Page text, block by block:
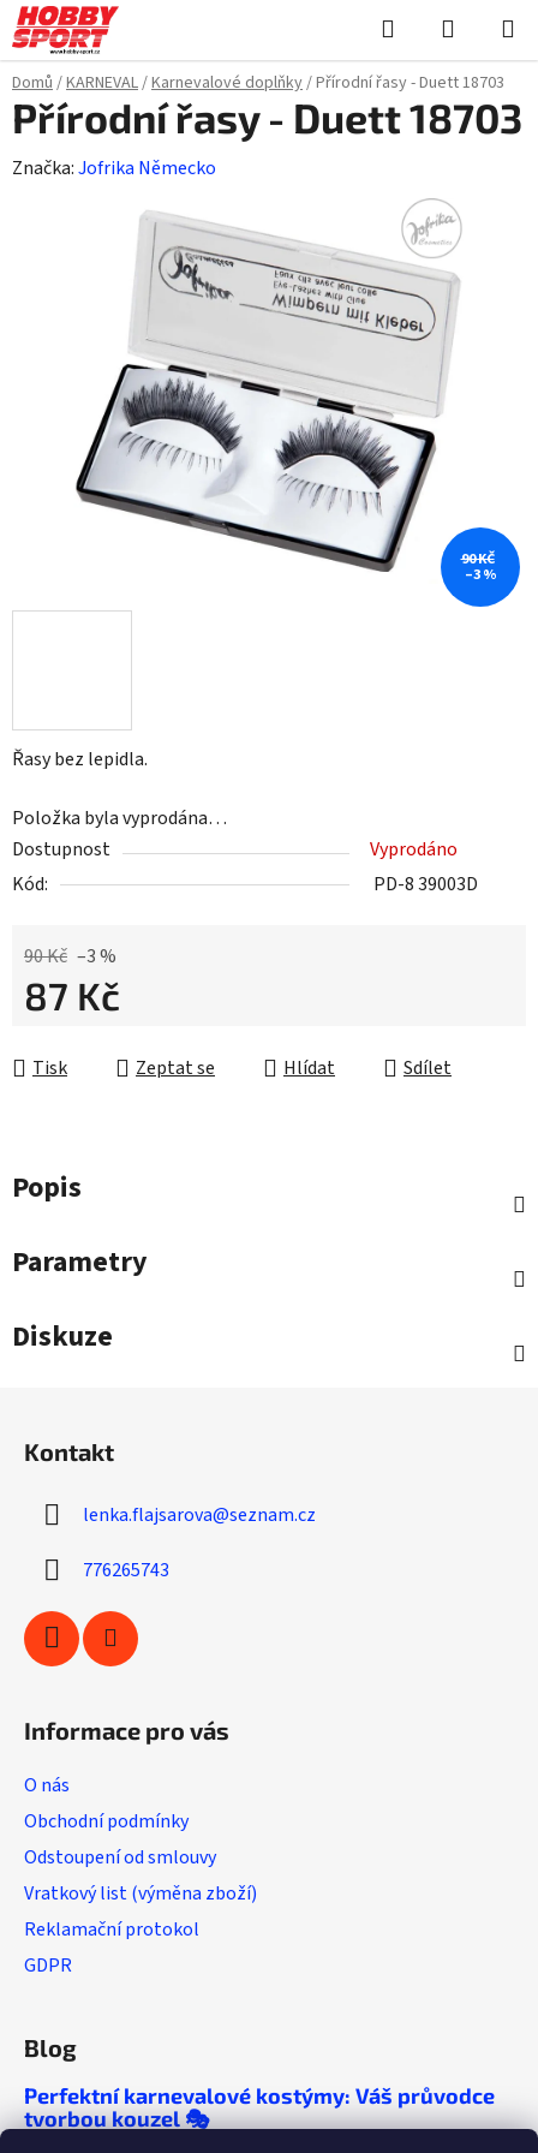
Přejít
na
obsah
Hledat
KOŠÍK
Domů/KARNEVAL/Karnevalové doplňky/Přírodní řasy - Duett 18703
Řasy bez lepidla.
Položka byla vyprodána…
Dostupnost
Vyprodáno
Kód:
PD-8 39003D
90 Kč –3 %
87 Kč
Tisk
Zeptat se Hlídat Sdílet
Přírodní řasy - Duett 18703
Značka:Jofrika Německo
90 KČ
–3 %
Popis
Parametry
Diskuze
Kontakt
lenka.flajsarova@seznam.cz
776265743
Informace pro vás
O nás
Obchodní podmínky
Odstoupení od smlouvy
Vratkový list (výměna zboží)
Reklamační protokol
GDPR
Blog
Perfektní karnevalové kostýmy: Váš průvodce
tvorbou kouzel 🎭